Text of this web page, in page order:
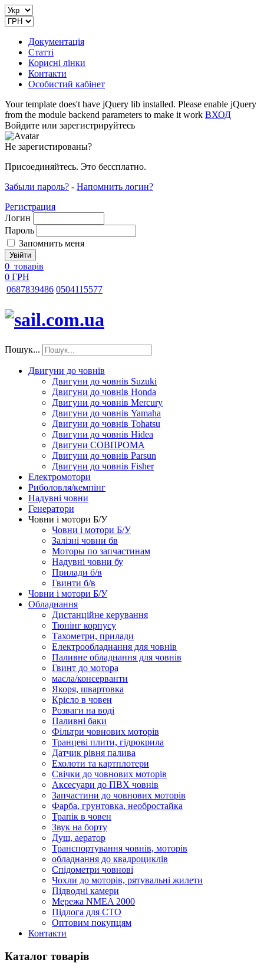
Документація
Статті
Корисні лінки
Контакти
Особистий кабінет
Your template does't have jQuery lib installed. Please enable jQuery
from the module backend parameters to make it work ВХОД
Войдите или зарегистрируйтесь
Не зарегистированы?
Присоединяйтесь. Это бессплатно.
Забыли пароль? - Напомнить логин?
Регистрация
Логин
Пароль
Запомнить меня
0 товарів
0 ГРН
0687839486 0504115577
Пошук...
Двигуни до човнів
Двигуни до човнів Suzuki
Двигуни до човнів Honda
Двигуни до човнів Mercury
Двигуни до човнів Yamaha
Двигуни до човнів Tohatsu
Двигуни до човнів Hidea
Двигуни СОВПРОМА
Двигуни до човнів Parsun
Двигуни до човнів Fisher
Електромотори
Риболовля/кемпінг
Надувні човни
Генератори
Човни і мотори Б/У
Човни і мотори Б/У
Залізні човни бв
Моторы по запчастинам
Надувні човни бу
Прилади б/в
Гвинти б/в
Човни і мотори Б/У
Обладнання
Дистанційне керування
Тюнінг корпусу
Тахометри, прилади
Електрообладнання для човнів
Паливне обладнання для човнів
Гвинт до мотора
масла/консерванти
Якоря, швартовка
Крісло в човен
Розваги на воді
Паливні баки
Фільтри човнових моторів
Транцеві плити, гідрокрила
Датчик рівня палива
Ехолоти та картплотери
Cвічки до човнових моторів
Аксесуари до ПВХ човнів
Запчастини до човнових моторів
Фарба, грунтовка, необростайка
Трапік в човен
Звук на борту
Душ, аератор
Транспортування човнів, моторів
обладнання до квадроциклів
Спідометри човнові
Чохли до моторів, рятувальні жилети
Підводні камери
Мережа NMEA 2000
Підлога для СТО
Оптовим покупцям
Контакти
Каталог товарів